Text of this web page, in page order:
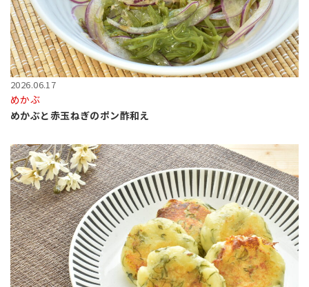
2026.06.17
めかぶ
めかぶと赤玉ねぎのポン酢和え